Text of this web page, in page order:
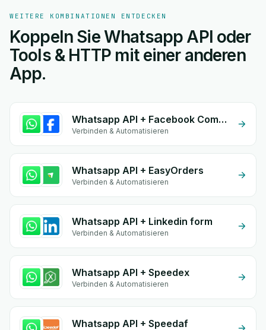
WEITERE KOMBINATIONEN ENTDECKEN
Koppeln Sie Whatsapp API oder
Tools & HTTP mit einer anderen
App.
Whatsapp API + Facebook Commerce
Verbinden & Automatisieren
Whatsapp API + EasyOrders
Verbinden & Automatisieren
Whatsapp API + Linkedin form
Verbinden & Automatisieren
Whatsapp API + Speedex
Verbinden & Automatisieren
Whatsapp API + Speedaf